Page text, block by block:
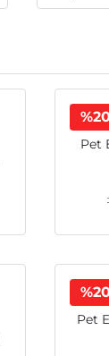
Pet
Pet